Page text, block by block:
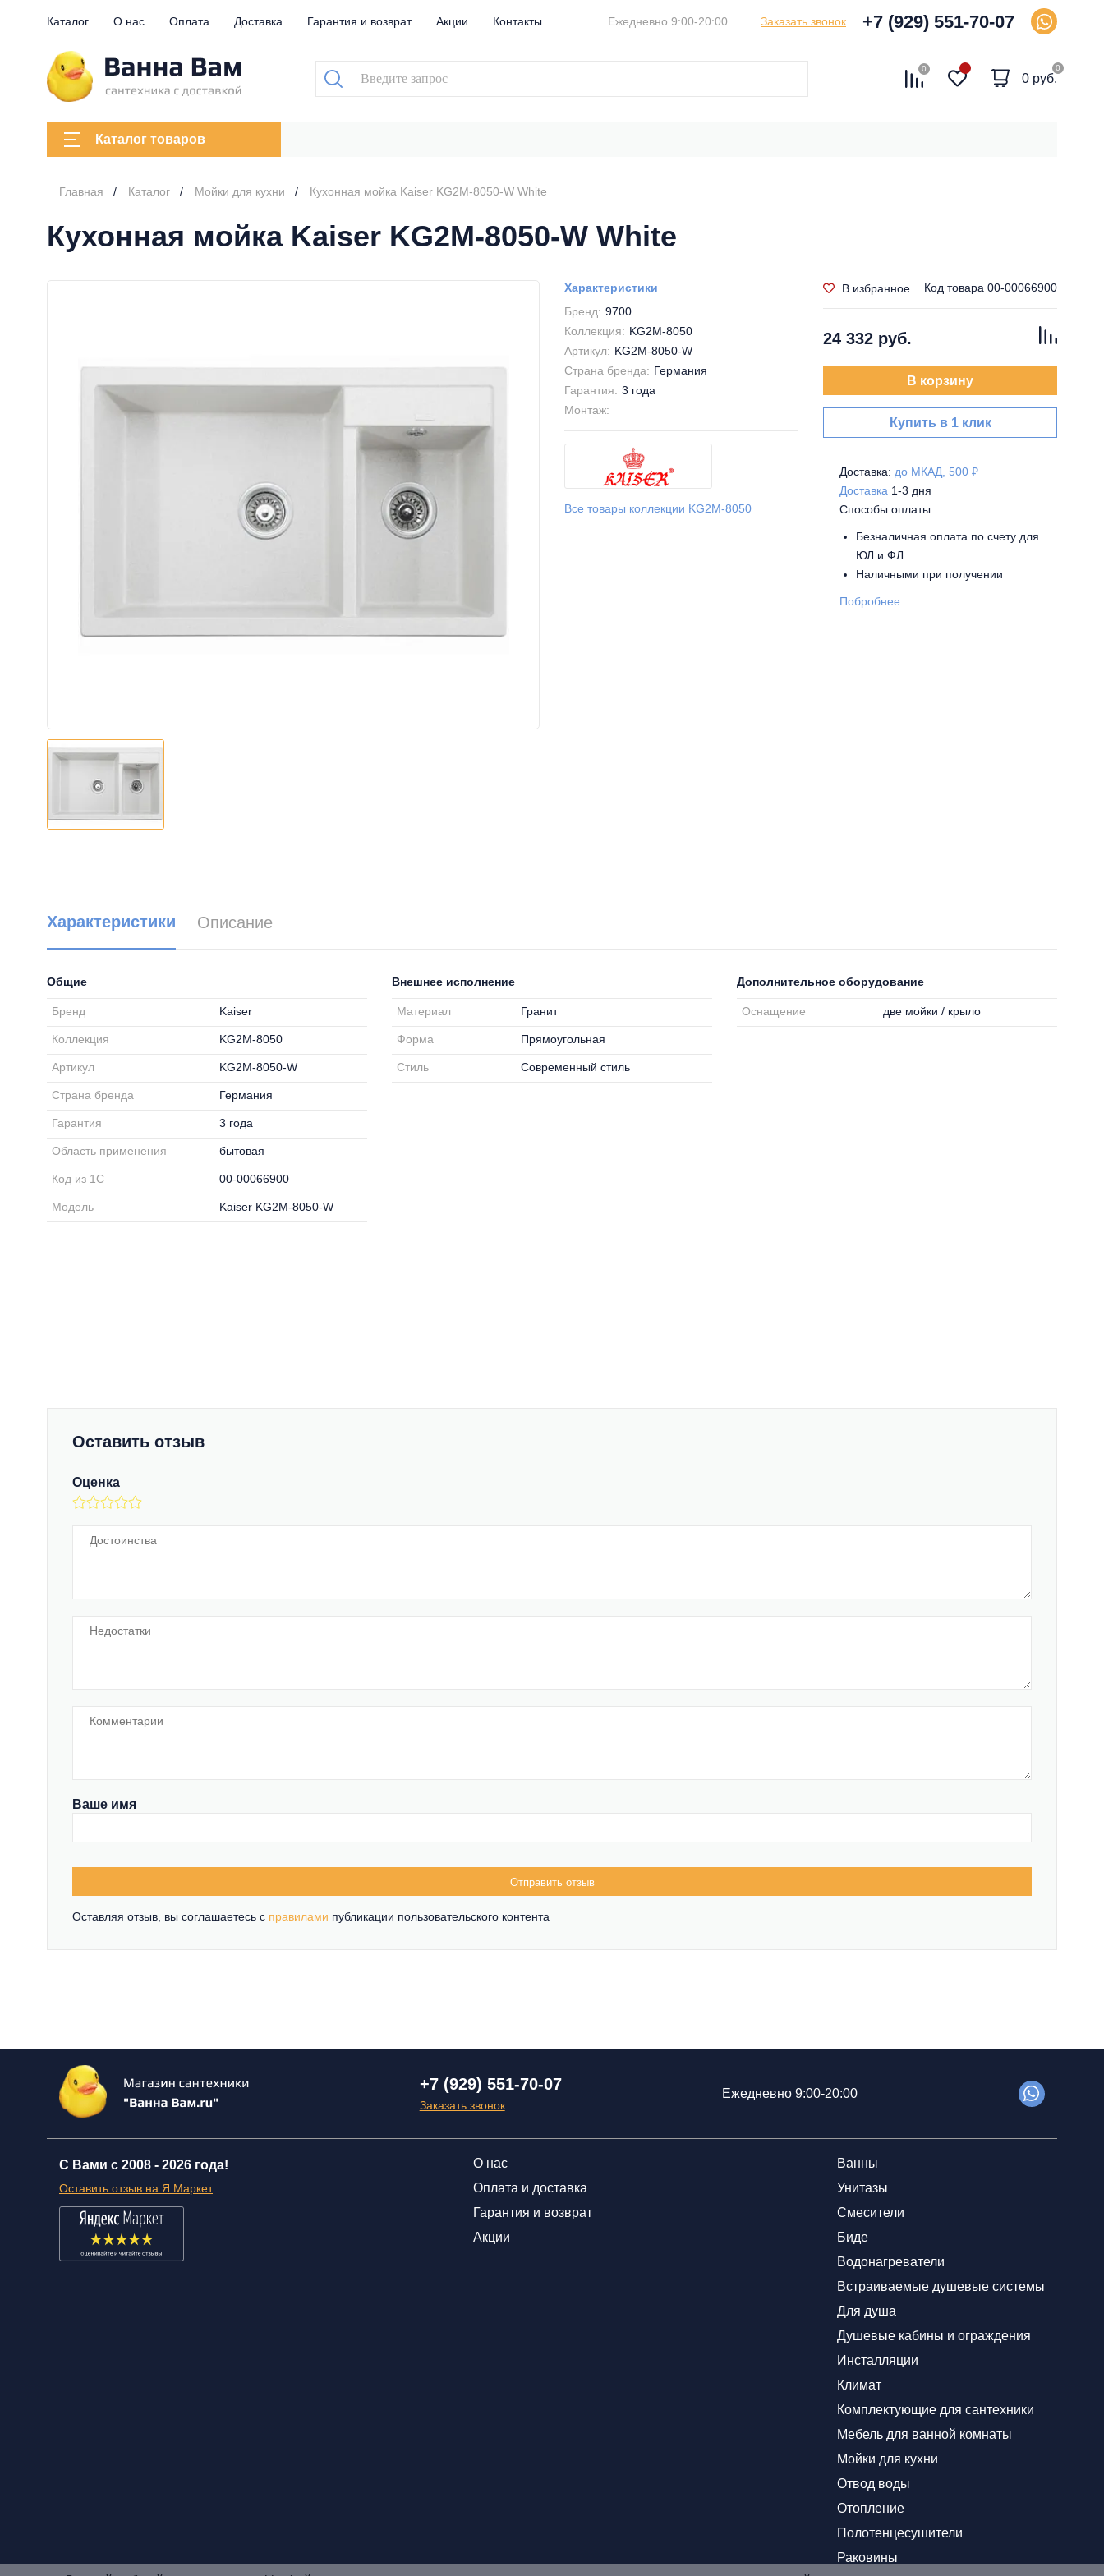
Каталог О нас Оплата Доставка Гарантия и возврат Акции Контакты Ежедневно 9:00-20:00 Заказать звонок +7 (929) 551-70-07
0 0
0 руб.
Каталог товаров
Главная Каталог Мойки для кухни Кухонная мойка Kaiser KG2M-8050-W White
Кухонная мойка Kaiser KG2M-8050-W White
Характеристики
Бренд: 9700
Коллекция: KG2M-8050
Артикул: KG2M-8050-W
Страна бренда: Германия
Гарантия: 3 года
Монтаж:
Все товары коллекции KG2M-8050
В избранное Код товара 00-00066900
24 332 руб.
В корзину
Купить в 1 клик
Доставка: до МКАД, 500 ₽
Доставка 1-3 дня
Способы оплаты:
Безналичная оплата по счету для
ЮЛ и ФЛ
Наличными при получении
Побробнее
Характеристики Описание
Общие
Бренд Kaiser
Коллекция KG2M-8050
Артикул KG2M-8050-W
Страна бренда Германия
Гарантия 3 года
Область применения бытовая
Код из 1С 00-00066900
Модель Kaiser KG2M-8050-W
Внешнее исполнение
Материал Гранит
Форма Прямоугольная
Стиль Современный стиль
Дополнительное оборудование
Оснащение две мойки / крыло
Оставить отзыв
Оценка
Ваше имя
Отправить отзыв
Оставляя отзыв, вы соглашаетесь c правилами публикации пользовательского контента
+7 (929) 551-70-07
Заказать звонок
Ежедневно 9:00-20:00
С Вами с 2008 - 2026 года!
Оставить отзыв на Я.Маркет
О нас
Оплата и доставка
Гарантия и возврат
Акции
Ванны
Унитазы
Смесители
Биде
Водонагреватели
Встраиваемые душевые системы
Для душа
Душевые кабины и ограждения
Инсталляции
Климат
Комплектующие для сантехники
Мебель для ванной комнаты
Мойки для кухни
Отвод воды
Отопление
Полотенцесушители
Раковины